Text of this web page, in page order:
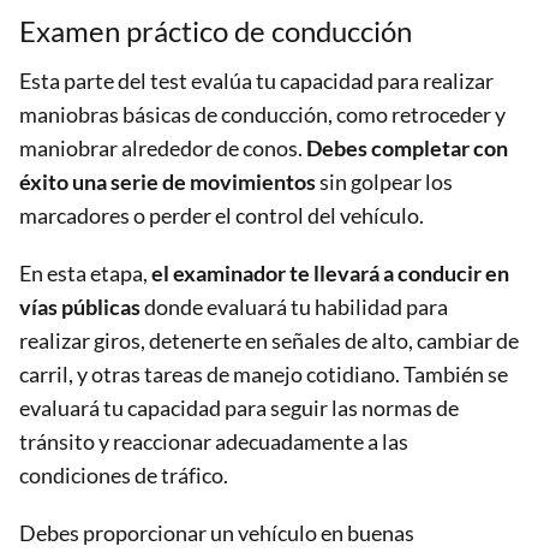
Examen práctico de conducción
Esta parte del test evalúa tu capacidad para realizar
maniobras básicas de conducción, como retroceder y
maniobrar alrededor de conos. Debes completar con
éxito una serie de movimientossin golpear los
marcadores o perder el control del vehículo.
En esta etapa,el examinador te llevará a conducir en
vías públicasdonde evaluará tu habilidad para
realizar giros, detenerte en señales de alto, cambiar de
carril, y otras tareas de manejo cotidiano. También se
evaluará tu capacidad para seguir las normas de
tránsito y reaccionar adecuadamente a las
condiciones de tráfico.
Debes proporcionar un vehículo en buenas